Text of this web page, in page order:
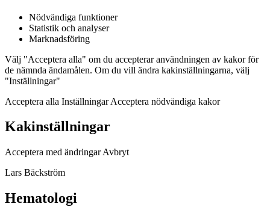
Nödvändiga funktioner
Statistik och analyser
Marknadsföring
Välj "Acceptera alla" om du accepterar användningen av kakor för
de nämnda ändamålen. Om du vill ändra kakinställningarna, välj
"Inställningar"
Acceptera alla Inställningar Acceptera nödvändiga kakor
Kakinställningar
Acceptera med ändringar Avbryt
Lars Bäckström
Hematologi